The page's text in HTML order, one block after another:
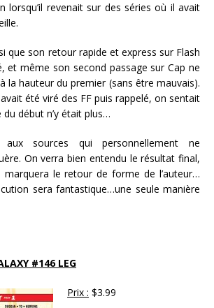
lorsqu’il revenait sur des séries où il avait
que son retour rapide et express sur Flash
et même son second passage sur Cap ne
la hauteur du premier (sans être mauvais).
été viré des FF puis rappelé, on sentait
début n’y était plus…
sources qui personnellement ne
On verra bien entendu le résultat final,
le retour de forme de l’auteur…
sera fantastique…une seule manière
#146 LEG
Prix : $3.99